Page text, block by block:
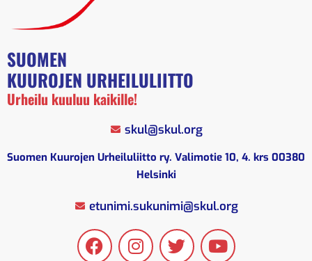
SUOMEN
KUUROJEN URHEILULIITTO
Urheilu kuuluu kaikille!
skul@skul.org
Suomen Kuurojen Urheiluliitto ry. Valimotie 10, 4. krs 00380
Helsinki
etunimi.sukunimi@skul.org